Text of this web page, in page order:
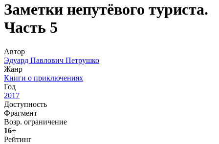
Заметки непутёвого туриста.
Часть 5
Автор
Эдуард Павлович Петрушко
Жанр
Книги о приключениях
Год
2017
Доступность
Фрагмент
Возр. ограничение
16+
Рейтинг